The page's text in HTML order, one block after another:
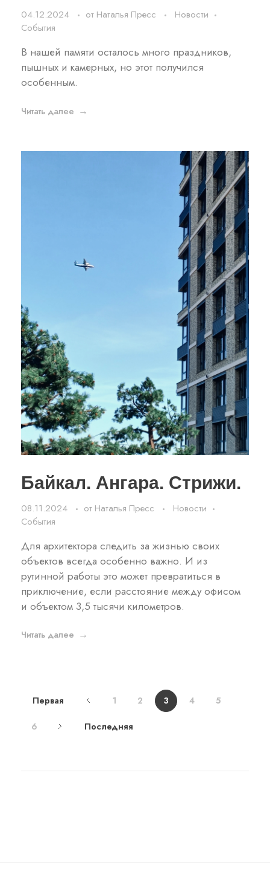
04.12.2024 от Наталья Пресс
Новости
События
В нашей памяти осталось много праздников,
пышных и камерных, но этот получился
особенным.
Читать далее
Байкал. Ангара. Стрижи.
08.11.2024 от Наталья Пресс
Новости
События
Для архитектора следить за жизнью своих
объектов всегда особенно важно. И из
рутинной работы это может превратиться в
приключение, если расстояние между офисом
и объектом 3,5 тысячи километров.
Читать далее
Первая 1 2 3 4 5
6 Последняя